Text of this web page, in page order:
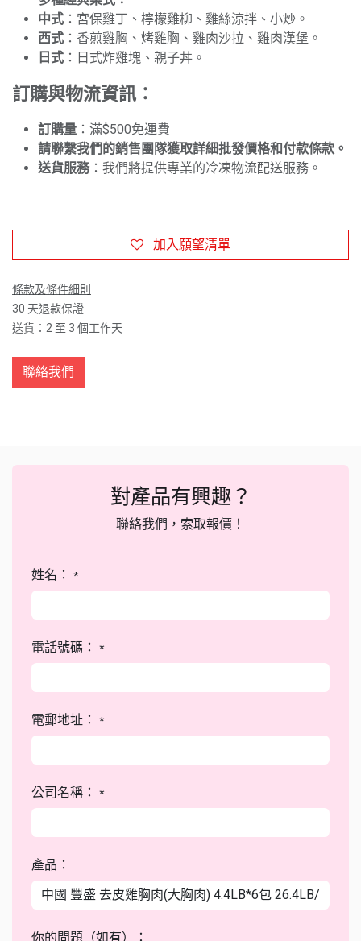
中式 ：宮保雞丁、檸檬雞柳、雞絲涼拌、小炒。
西式 ：香煎雞胸、烤雞胸、雞肉沙拉、雞肉漢堡。
日式 ：日式炸雞塊、親子丼。
訂購與物流資訊：
訂購量 ：滿$500免運費
請聯繫我們的銷售團隊獲取詳細批發價格和付款條款。
送貨服務 ：我們將提供專業的冷凍物流配送服務。
加入願望清單
條款及條件細則
30 天退款保證
送貨：2 至 3 個工作天
聯絡我們
對產品有興趣？
聯絡我們，索取報價！
姓名： *
電話號碼： *
電郵地址： *
公司名稱： *
產品：
你的問題（如有）：